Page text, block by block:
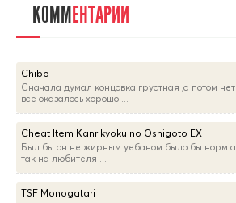
КОММЕНТАРИИ
Chibo
Сначала думал концовка грустная ,а потом нет
все оказалось хорошо ...
Cheat Item Kanrikyoku no Oshigoto EX
Был бы он не жирным уебаном было бы норм а
так на любителя ...
TSF Monogatari